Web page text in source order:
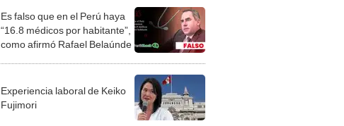
Es falso que en el Perú haya
“16.8 médicos por habitante”,
como afirmó Rafael Belaúnde
Experiencia laboral de Keiko
Fujimori